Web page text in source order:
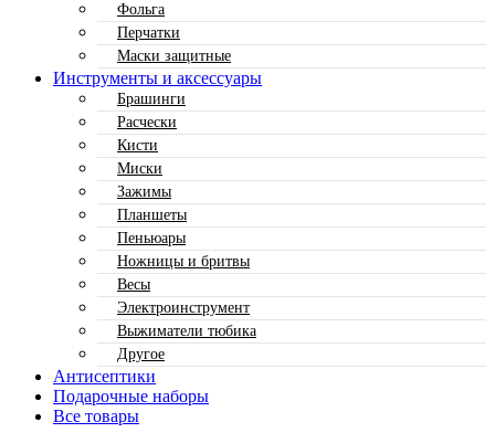
Фольга
Перчатки
Маски защитные
Инструменты и аксессуары
Брашинги
Расчески
Кисти
Миски
Зажимы
Планшеты
Пеньюары
Ножницы и бритвы
Весы
Электроинструмент
Выжиматели тюбика
Другое
Антисептики
Подарочные наборы
Все товары